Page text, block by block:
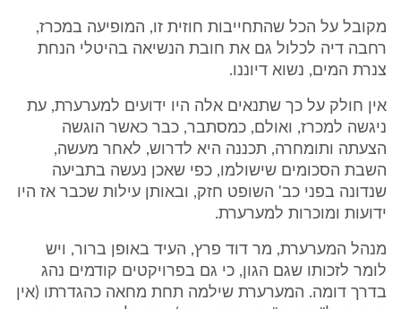
מקובל על הכל שהתחייבות חוזית זו, המופיעה במכרז,
רחבה דיה לכלול גם את חובת הנשיאה בהיטלי הנחת
צנרת המים, נשוא דיוננו.
אין חולק על כך שתנאים אלה היו ידועים למערערת, עת
ניגשה למכרז, ואולם, כמסתבר, כבר כאשר הוגשה
הצעתה ותומחרה, תכננה היא לדרוש, לאחר מעשה,
השבת הסכומים שישולמו, כפי שאכן נעשה בתביעה
שנדונה בפני כב' השופט חזק, ובאותן עילות שכבר אז היו
ידועות ומוכרות למערערת.
מנהל המערערת, מר דוד פרץ, העיד באופן ברור, ויש
לומר לזכותו שגם הגון, כי גם בפרויקטים קודמים נהג
בדרך דומה. המערערת שילמה תחת מחאה כהגדרתו (אין